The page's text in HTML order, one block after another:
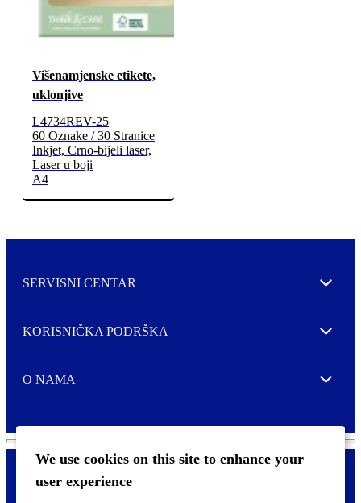
We use cookies on this site to enhance your
user experience
Višenamjenske etikete,
uklonjive
L4734REV-25
60 Oznake / 30 Stranice
Inkjet, Crno-bijeli laser,
Laser u boji
A4
SERVISNI CENTAR Expand
KORISNIČKA PODRŠKA Expand
O NAMA Expand